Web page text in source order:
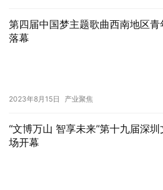
第四届中国梦主题歌曲西南地区
落幕
2023年8月15日 产业聚焦
“文博万山 智享未来”第十九届深
场开幕